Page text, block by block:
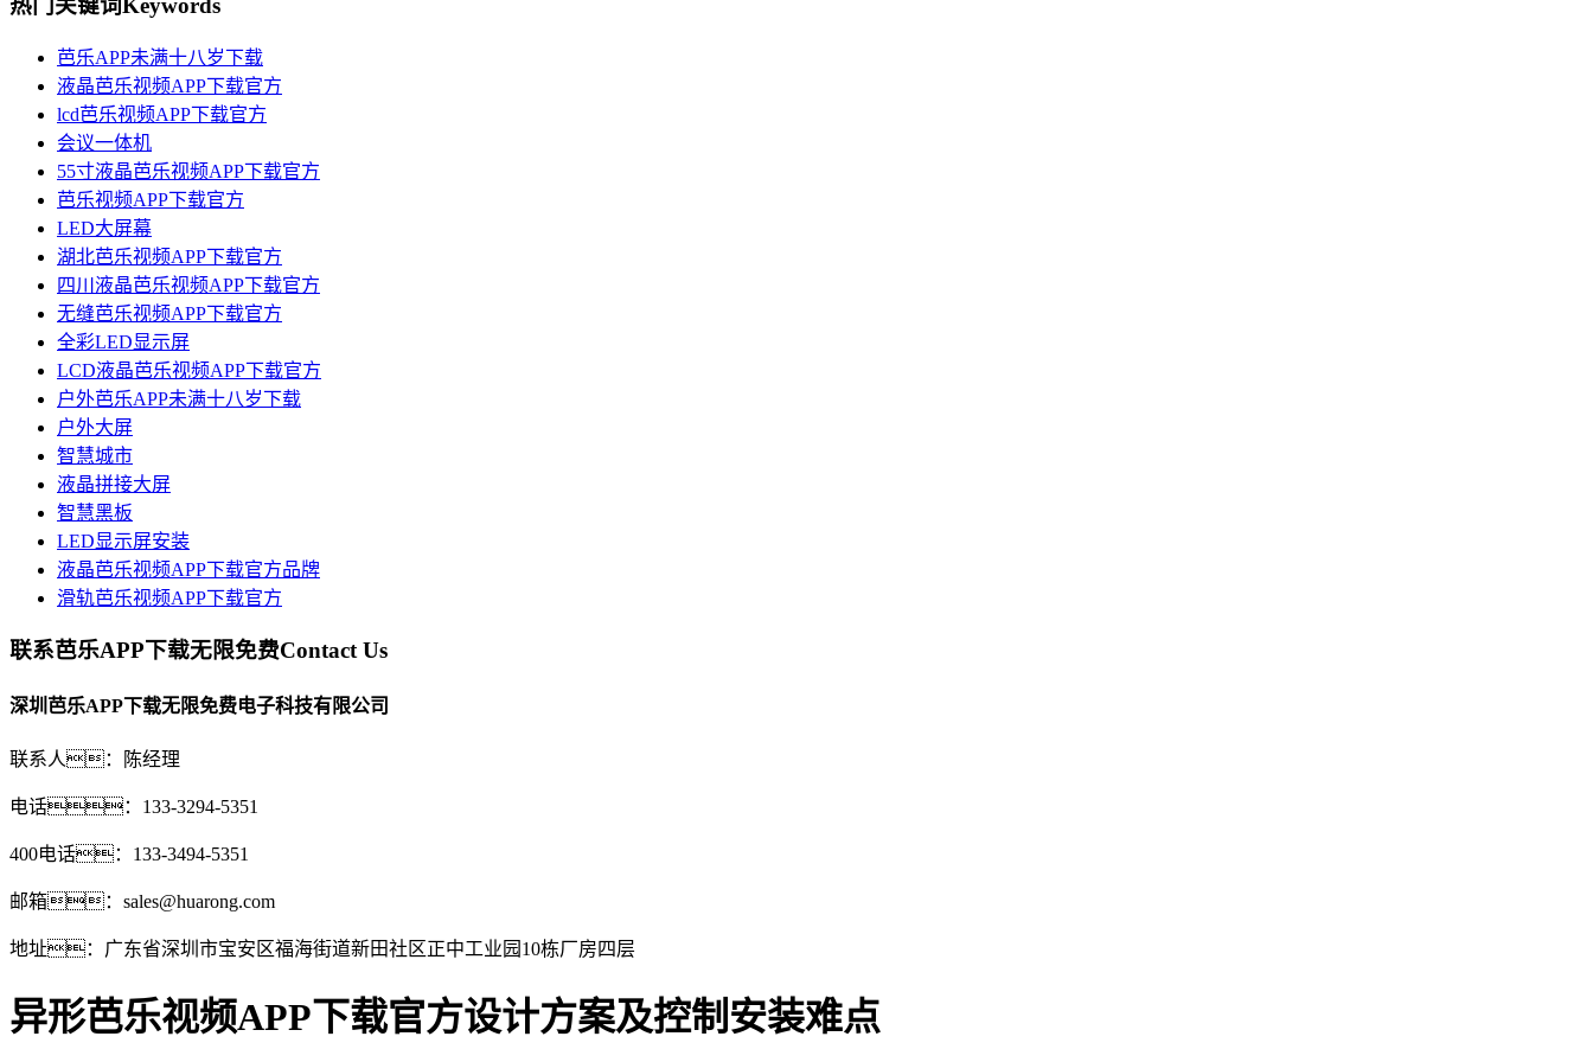
热门关键词Keywords
芭乐APP未满十八岁下载
液晶芭乐视频APP下载官方
lcd芭乐视频APP下载官方
会议一体机
55寸液晶芭乐视频APP下载官方
芭乐视频APP下载官方
LED大屏幕
湖北芭乐视频APP下载官方
四川液晶芭乐视频APP下载官方
无缝芭乐视频APP下载官方
全彩LED显示屏
LCD液晶芭乐视频APP下载官方
户外芭乐APP未满十八岁下载
户外大屏
智慧城市
液晶拼接大屏
智慧黑板
LED显示屏安装
液晶芭乐视频APP下载官方品牌
滑轨芭乐视频APP下载官方
联系芭乐APP下载无限免费Contact Us
深圳芭乐APP下载无限免费电子科技有限公司
联系人：陈经理
电话：133-3294-5351
400电话：133-3494-5351
邮箱：sales@huarong.com
地址：广东省深圳市宝安区福海街道新田社区正中工业园10栋厂房四层
异形芭乐视频APP下载官方设计方案及控制安装难点